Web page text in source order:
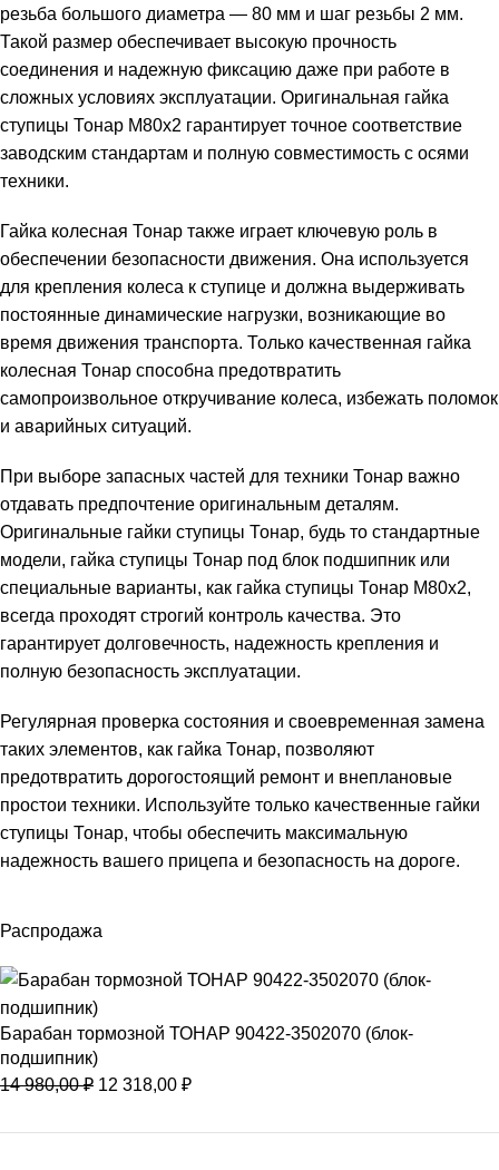
Распродажа
Барабан тормозной ТОНАР 90422-3502070 (блок-
подшипник)
14 980,00₽ 12 318,00 ₽
резьба большого диаметра — 80 мм и шаг резьбы 2 мм.
Такой размер обеспечивает высокую прочность
соединения и надежную фиксацию даже при работе в
сложных условиях эксплуатации. Оригинальная гайка
ступицы Тонар М80х2 гарантирует точное соответствие
заводским стандартам и полную совместимость с осями
техники.
Гайка колесная Тонар также играет ключевую роль в
обеспечении безопасности движения. Она используется
для крепления колеса к ступице и должна выдерживать
постоянные динамические нагрузки, возникающие во
время движения транспорта. Только качественная гайка
колесная Тонар способна предотвратить
самопроизвольное откручивание колеса, избежать поломок
и аварийных ситуаций.
При выборе запасных частей для техники Тонар важно
отдавать предпочтение оригинальным деталям.
Оригинальные гайки ступицы Тонар, будь то стандартные
модели, гайка ступицы Тонар под блок подшипник или
специальные варианты, как гайка ступицы Тонар М80х2,
всегда проходят строгий контроль качества. Это
гарантирует долговечность, надежность крепления и
полную безопасность эксплуатации.
Регулярная проверка состояния и своевременная замена
таких элементов, как гайка Тонар, позволяют
предотвратить дорогостоящий ремонт и внеплановые
простои техники. Используйте только качественные гайки
ступицы Тонар, чтобы обеспечить максимальную
надежность вашего прицепа и безопасность на дороге.